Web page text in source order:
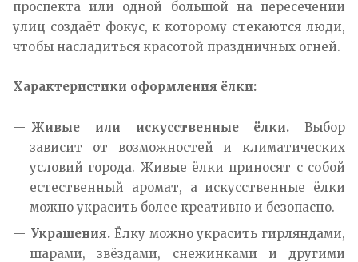
проспекта или одной большой на пересечении
улиц создаёт фокус, к которому стекаются люди,
чтобы насладиться красотой праздничных огней.
Характеристики оформления ёлки:
Живые или искусственные ёлки. Выбор
зависит от возможностей и климатических
условий города. Живые ёлки приносят с собой
естественный аромат, а искусственные ёлки
можно украсить более креативно и безопасно.
Украшения. Ёлку можно украсить гирляндами,
шарами, звёздами, снежинками и другими